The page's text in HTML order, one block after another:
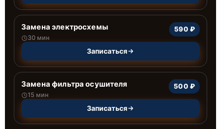
Замена электросхемы
30 мин
590 ₽
Записаться
Замена фильтра осушителя
15 мин
500 ₽
Записаться